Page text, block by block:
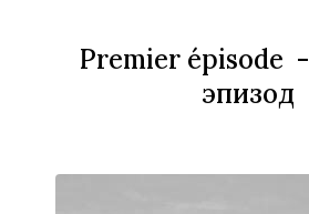
Premier épisode -
эпизод